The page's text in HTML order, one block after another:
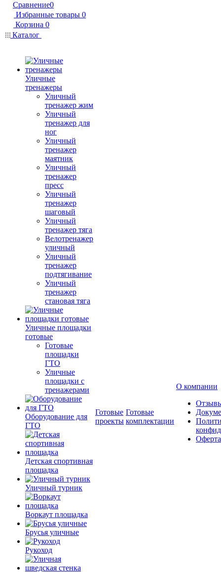
Сравнение0
Избранные товары 0
Корзина 0
Каталог
Уличные
тренажеры
Уличный
тренажер жим
Уличный
тренажер для
ног
Уличный
тренажер
маятник
Уличный
тренажер
пресс
Уличный
тренажер
шаговый
Уличный
тренажер тяга
Велотренажер
уличный
Уличный
тренажер
подтягивание
Уличный
тренажер
становая тяга
Уличные площадки
готовые
Готовые
площадки
ГТО
Уличные
площадки с
тренажерами
Оборудование для
ГТО
Детская спортивная
площадка
Уличный турник
Воркаут площадка
Брусья уличные
Рукоход
Готовые
проекты
Готовые
комплектации
О компании
Оферта